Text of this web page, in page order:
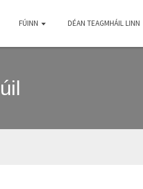
FÚINN DÉAN TEAGMHÁIL LINN